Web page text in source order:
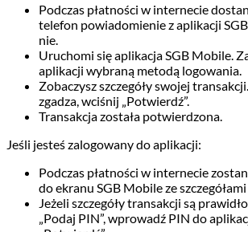
Podczas płatności w internecie
telefon powiadomienie z aplikacji
nie.
Uruchomi się aplikacja SGB Mobile.
aplikacji wybraną metodą logowania.
Zobaczysz szczegóły swojej
zgadza, wciśnij „Potwierdź”.
Transakcja została potwierdzona.
Jeśli jesteś zalogowany do aplikacji:
Podczas płatności w internecie
do ekranu SGB Mobile ze
Jeżeli szczegóły transakcji są
„Podaj PIN”, wprowadź PIN do